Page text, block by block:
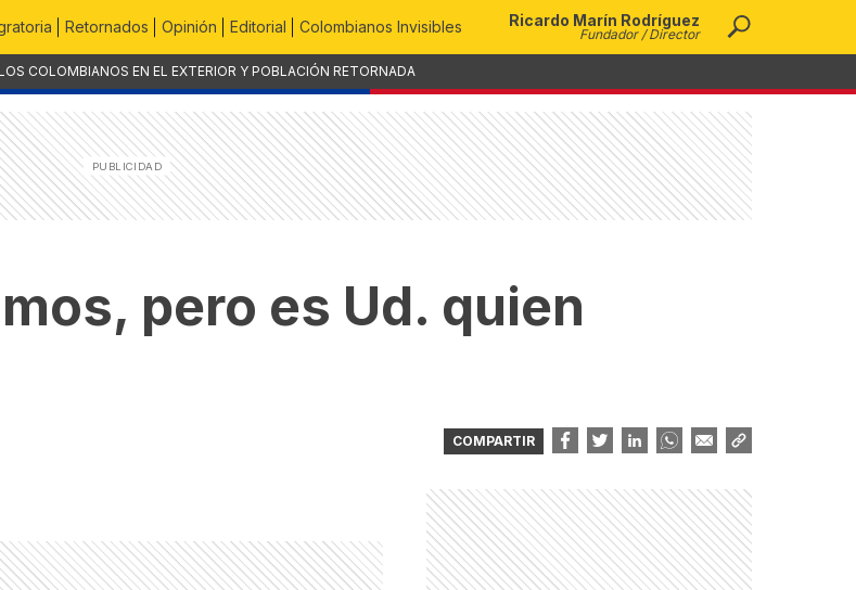
Retornados Opinión Editorial Colombianos Invisibles Ricardo Marín Rodríguez
Fundador / Director
COLOMBIANOS EN EL EXTERIOR Y POBLACIÓN RETORNADA
pero es Ud. quien
COMPARTIR